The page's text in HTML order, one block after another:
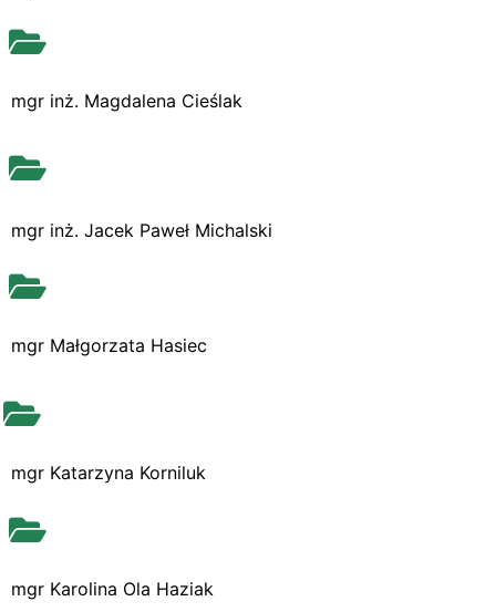
mgr inż. Magdalena Cieślak
mgr inż. Jacek Paweł Michalski
mgr Małgorzata Hasiec
mgr Katarzyna Korniluk
mgr Karolina Ola Haziak